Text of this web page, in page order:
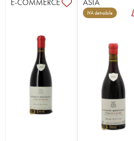
E-COMMERCE ASTA
IVA detraibile